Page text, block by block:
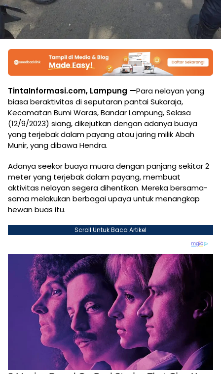
TintaInformasi.com, Lampung —Para nelayan yang
biasa beraktivitas di seputaran pantai Sukaraja,
Kecamatan Bumi Waras, Bandar Lampung, Selasa
(12/9/2023) siang, dikejutkan dengan adanya buaya
yang terjebak dalam payang atau jaring milik Abah
Munir, yang dibawa Hendra.
Adanya seekor buaya muara dengan panjang sekitar 2
meter yang terjebak dalam payang, membuat
aktivitas nelayan segera dihentikan. Mereka bersama-
sama melakukan berbagai upaya untuk menangkap
hewan buas itu.
Scroll Untuk Baca Artikel